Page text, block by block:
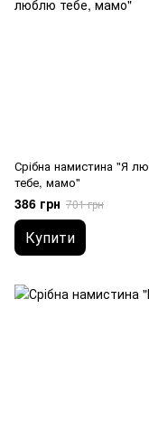
Срібна намистина "Я
тебе, мамо"
386 грн 701 грн
Купити